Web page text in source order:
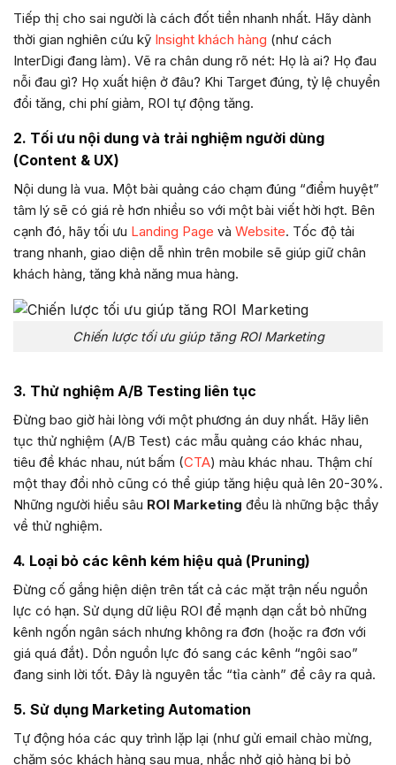
Tiếp thị cho sai người là cách đốt tiền nhanh nhất. Hãy dành
thời gian nghiên cứu kỹ Insight khách hàng (như cách
InterDigi đang làm). Vẽ ra chân dung rõ nét: Họ là ai? Họ đau
nỗi đau gì? Họ xuất hiện ở đâu? Khi Target đúng, tỷ lệ chuyển
đổi tăng, chi phí giảm, ROI tự động tăng.
2. Tối ưu nội dung và trải nghiệm người dùng
(Content & UX)
Nội dung là vua. Một bài quảng cáo chạm đúng “điểm huyệt”
tâm lý sẽ có giá rẻ hơn nhiều so với một bài viết hời hợt. Bên
cạnh đó, hãy tối ưu Landing Page và Website. Tốc độ tải
trang nhanh, giao diện dễ nhìn trên mobile sẽ giúp giữ chân
khách hàng, tăng khả năng mua hàng.
Chiến lược tối ưu giúp tăng ROI Marketing
3. Thử nghiệm A/B Testing liên tục
Đừng bao giờ hài lòng với một phương án duy nhất. Hãy liên
tục thử nghiệm (A/B Test) các mẫu quảng cáo khác nhau,
tiêu đề khác nhau, nút bấm (CTA) màu khác nhau. Thậm chí
một thay đổi nhỏ cũng có thể giúp tăng hiệu quả lên 20-30%.
Những người hiểu sâu ROI Marketing đều là những bậc thầy
về thử nghiệm.
4. Loại bỏ các kênh kém hiệu quả (Pruning)
Đừng cố gắng hiện diện trên tất cả các mặt trận nếu nguồn
lực có hạn. Sử dụng dữ liệu ROI để mạnh dạn cắt bỏ những
kênh ngốn ngân sách nhưng không ra đơn (hoặc ra đơn với
giá quá đắt). Dồn nguồn lực đó sang các kênh “ngôi sao”
đang sinh lời tốt. Đây là nguyên tắc “tỉa cành” để cây ra quả.
5. Sử dụng Marketing Automation
Tự động hóa các quy trình lặp lại (như gửi email chào mừng,
chăm sóc khách hàng sau mua, nhắc nhở giỏ hàng bị bỏ